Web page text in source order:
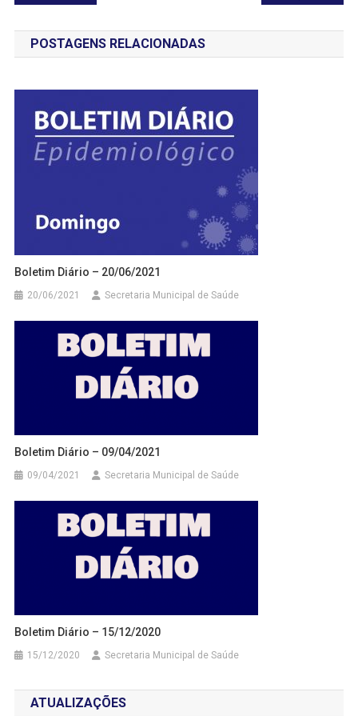
de
Post
POSTAGENS RELACIONADAS
Boletim Diário – 20/06/2021
20/06/2021 Secretaria Municipal de Saúde
Boletim Diário – 09/04/2021
09/04/2021 Secretaria Municipal de Saúde
Boletim Diário – 15/12/2020
15/12/2020 Secretaria Municipal de Saúde
ATUALIZAÇÕES